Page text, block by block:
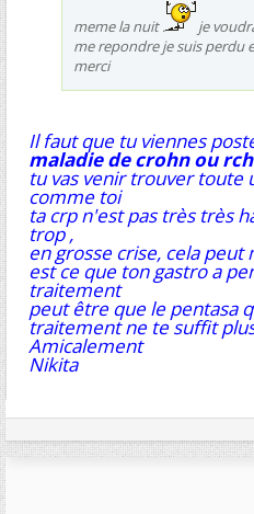
meme la nuit .
je
me repondre je suis perdu
merci
Il faut que tu viennes
maladie de crohn ou rch
tu vas venir trouver toute
comme toi
ta crp n'est pas très très
trop ,
en grosse crise, cela peut
est ce que ton gastro a
traitement
peut être que le pentasa
traitement ne te suffit
Amicalement
Nikita